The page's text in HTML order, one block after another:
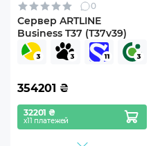
0
Сервер ARTLINE
Business T37 (T37v39)
354201 ₴
32201 ₴
х11 платежей